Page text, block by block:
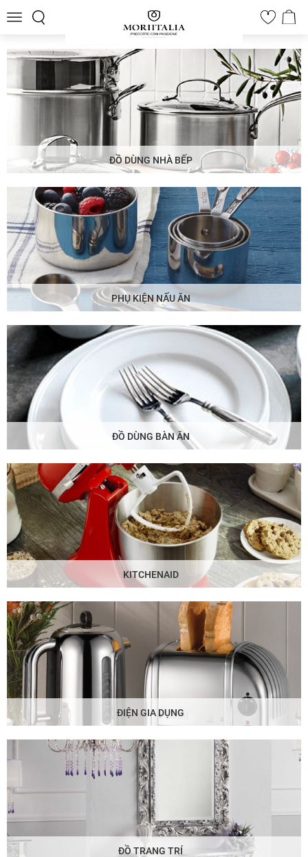
Toggle
0
ĐỒ DÙNG NHÀ BẾP
PHỤ KIỆN NẤU ĂN
ĐỒ DÙNG BÀN ĂN
KITCHENAID
ĐIỆN GIA DỤNG
ĐỒ TRANG TRÍ